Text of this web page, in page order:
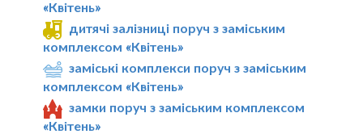
«Квітень»
дитячі залізниці поруч з заміським
комплексом «Квітень»
заміські комплекси поруч з заміським
комплексом «Квітень»
замки поруч з заміським комплексом
«Квітень»